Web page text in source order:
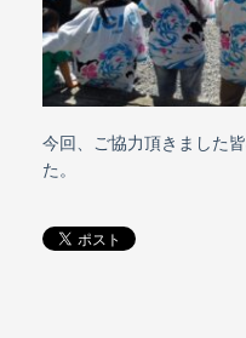
今回、ご協力頂きました
た。